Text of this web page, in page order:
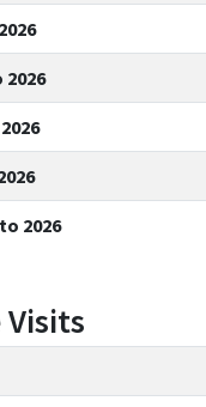
2026
2026
Visits